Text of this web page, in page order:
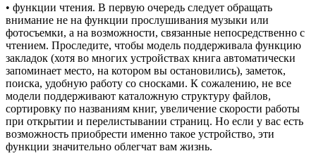
• функции чтения. В первую очередь следует обращать
внимание не на функции прослушивания музыки или
фотосъемки, а на возможности, связанные непосредственно с
чтением. Проследите, чтобы модель поддерживала функцию
закладок (хотя во многих устройствах книга автоматически
запоминает место, на котором вы остановились), заметок,
поиска, удобную работу со сносками. К сожалению, не все
модели поддерживают каталожную структуру файлов,
сортировку по названиям книг, увеличение скорости работы
при открытии и перелистывании страниц. Но если у вас есть
возможность приобрести именно такое устройство, эти
функции значительно облегчат вам жизнь.